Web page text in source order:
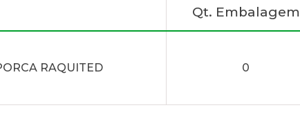
Qt. Embalagem
RAQUITED 0